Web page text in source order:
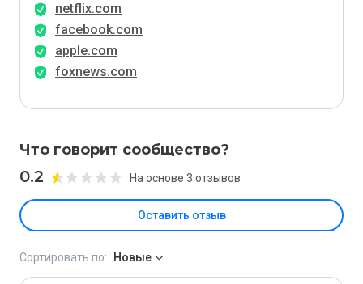
netflix.com
facebook.com
apple.com
foxnews.com
Что говорит сообщество?
0.2 На основе 3 отзывов
Оставить отзыв
Сортировать по: Новые